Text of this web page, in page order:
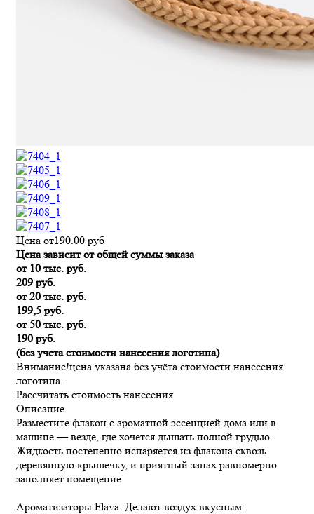
Цена от190.00 руб
Цена зависит от общей суммы заказа
от 10 тыс. руб.
209 руб.
от 20 тыс. руб.
199,5 руб.
от 50 тыс. руб.
190 руб.
(без учета стоимости нанесения логотипа)
Внимание!цена указана без учёта стоимости нанесения
логотипа.
Рассчитать стоимость нанесения
Описание
Разместите флакон с ароматной эссенцией дома или в
машине — везде, где хочется дышать полной грудью.
Жидкость постепенно испаряется из флакона сквозь
деревянную крышечку, и приятный запах равномерно
заполняет помещение.
Ароматизаторы Flava. Делают воздух вкусным.